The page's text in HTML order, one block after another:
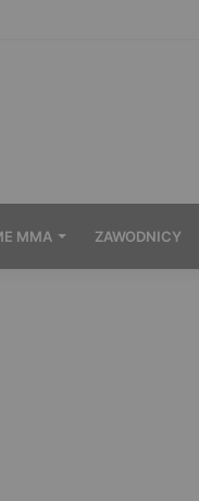
po zachowaniu
MMA ZAWODNICY